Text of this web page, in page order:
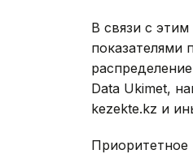
В связи с
показателями
Data Ukimet,
kezekte.kz и
Приоритетное